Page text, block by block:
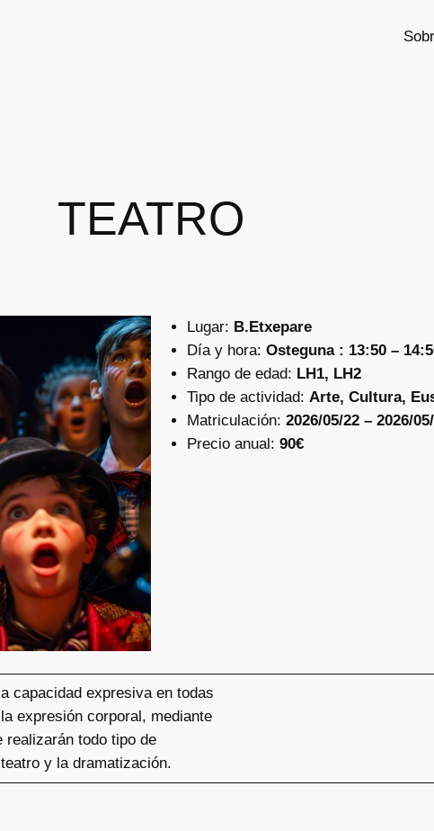
TEATRO
Lugar: B.Etxepare
Día y hora: Osteguna : 13:50 –
Rango de edad: LH1, LH2
Tipo de actividad: Arte, Cultura,
Matriculación: 2026/05/22 – 2026/
Precio anual: 90€
capacidad expresiva en todas
expresión corporal, mediante
todo tipo de
y la dramatización.